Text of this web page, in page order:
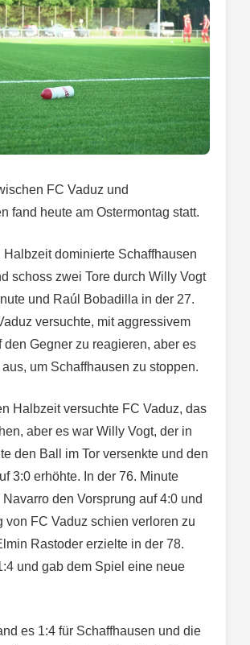
FC Vaduz und
fand heute am Ostermontag statt.
Halbzeit dominierte Schaffhausen
schoss zwei Tore durch Willy Vogt
und Raúl Bobadilla in der 27.
versuchte, mit aggressivem
den Gegner zu reagieren, aber es
um Schaffhausen zu stoppen.
Halbzeit versuchte FC Vaduz, das
aber es war Willy Vogt, der in
den Ball im Tor versenkte und den
3:0 erhöhte. In der 76. Minute
den Vorsprung auf 4:0 und
von FC Vaduz schien verloren zu
Rastoder erzielte in der 78.
und gab dem Spiel eine neue
es 1:4 für Schaffhausen und die